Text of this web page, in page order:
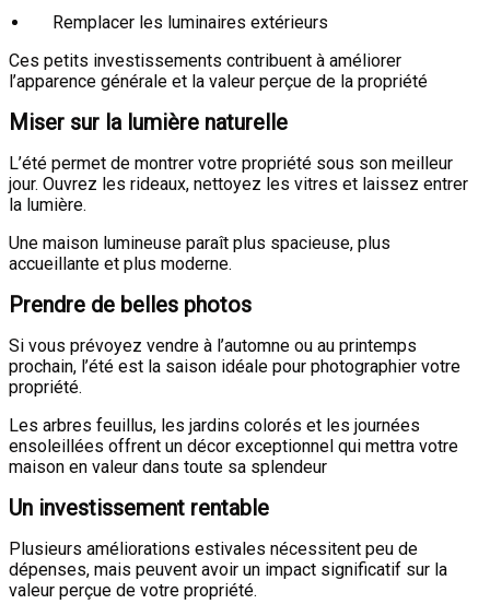
Remplacer les luminaires extérieurs
Ces petits investissements contribuent à améliorer
l’apparence générale et la valeur perçue de la propriété
Miser sur la lumière naturelle
L’été permet de montrer votre propriété sous son meilleur
jour. Ouvrez les rideaux, nettoyez les vitres et laissez entrer
la lumière.
Une maison lumineuse paraît plus spacieuse, plus
accueillante et plus moderne.
Prendre de belles photos
Si vous prévoyez vendre à l’automne ou au printemps
prochain, l’été est la saison idéale pour photographier votre
propriété.
Les arbres feuillus, les jardins colorés et les journées
ensoleillées offrent un décor exceptionnel qui mettra votre
maison en valeur dans toute sa splendeur
Un investissement rentable
Plusieurs améliorations estivales nécessitent peu de
dépenses, mais peuvent avoir un impact significatif sur la
valeur perçue de votre propriété.